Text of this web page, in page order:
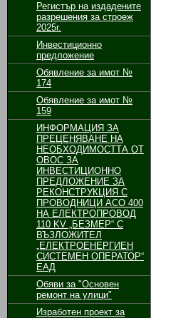
Регистър на издадените
разрешения за строеж
2025г.
Инвестиционно
предложение
Обявление за имот №
174
Обявление за имот №
159
ИНФОРМАЦИЯ ЗА
ПРЕЦЕНЯВАНЕ НА
НЕОБХОДИМОСТТА ОТ
ОВОС ЗА
ИНВЕСТИЦИОННО
ПРЕДЛОЖЕНИЕ ЗА
РЕКОНСТРУКЦИЯ С
ПРОВОДНИЦИ АСО 400
НА ЕЛЕКТРОПРОВОД
110 KV „БЕЗМЕР“ С
ВЪЗЛОЖИТЕЛ
„ЕЛЕКТРОЕНЕРГИЕН
СИСТЕМЕН ОПЕРАТОР“
ЕАД
Обяви за "Основен
ремонт на улици"
Изработен проект за